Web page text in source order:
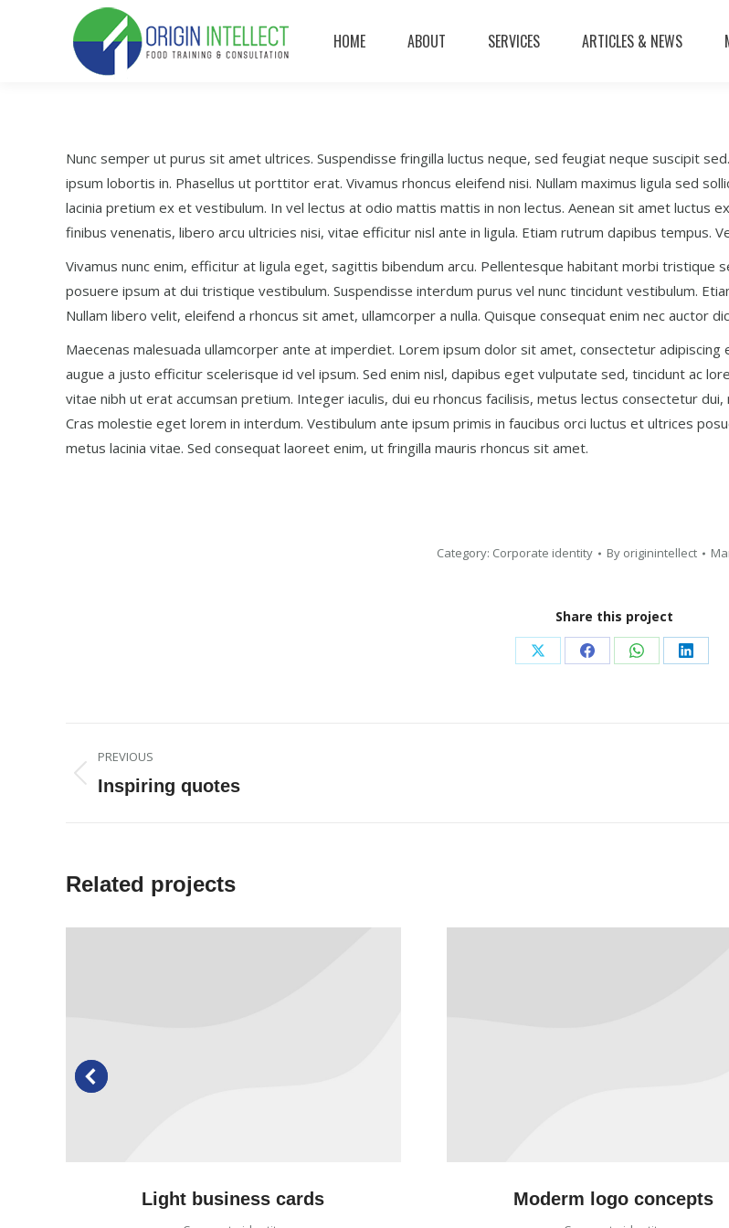
HOME ABOUT SERVICES ARTICLES & NEWS
Nunc semper ut purus sit amet ultrices. Suspendisse fringilla luctus neque, sed feugiat neque suscipit
ipsum lobortis in. Phasellus ut porttitor erat. Vivamus rhoncus eleifend nisi. Nullam maximus ligula sed
lacinia pretium ex et vestibulum. In vel lectus at odio mattis mattis in non lectus. Aenean sit amet luctus
finibus venenatis, libero arcu ultricies nisi, vitae efficitur nisl ante in ligula. Etiam rutrum dapibus tempus.
Vivamus nunc enim, efficitur at ligula eget, sagittis bibendum arcu. Pellentesque habitant morbi
posuere ipsum at dui tristique vestibulum. Suspendisse interdum purus vel nunc tincidunt vestibulum.
Nullam libero velit, eleifend a rhoncus sit amet, ullamcorper a nulla. Quisque consequat enim nec auctor
Maecenas malesuada ullamcorper ante at imperdiet. Lorem ipsum dolor sit amet, consectetur
augue a justo efficitur scelerisque id vel ipsum. Sed enim nisl, dapibus eget vulputate sed, tincidunt ac
vitae nibh ut erat accumsan pretium. Integer iaculis, dui eu rhoncus facilisis, metus lectus consectetur
Cras molestie eget lorem in interdum. Vestibulum ante ipsum primis in faucibus orci luctus et ultrices
metus lacinia vitae. Sed consequat laoreet enim, ut fringilla mauris rhoncus sit amet.
Category: Corporate identity By originintellect
Share this project
Share Share Share Share
Project
navigation
PREVIOUS
Previous
Inspiring quotes
Related projects
Light business cards Moderm logo concepts